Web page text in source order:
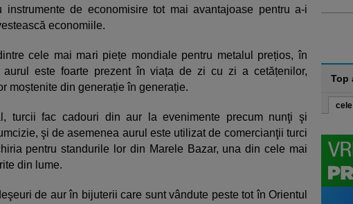
de economisire tot mai avantajoase pentru a-i
economiile.
cele mai mari piețe mondiale pentru metalul prețios, în
este foarte prezent în viața de zi cu zi a cetățenilor,
moștenite din generație în generație.
turcii fac cadouri din aur la evenimente precum nunţi şi
şi de asemenea aurul este utilizat de comercianţii turci
pentru standurile lor din Marele Bazar, una din cele mai
din lume.
de aur în bijuterii care sunt vândute peste tot în Orientul
Top